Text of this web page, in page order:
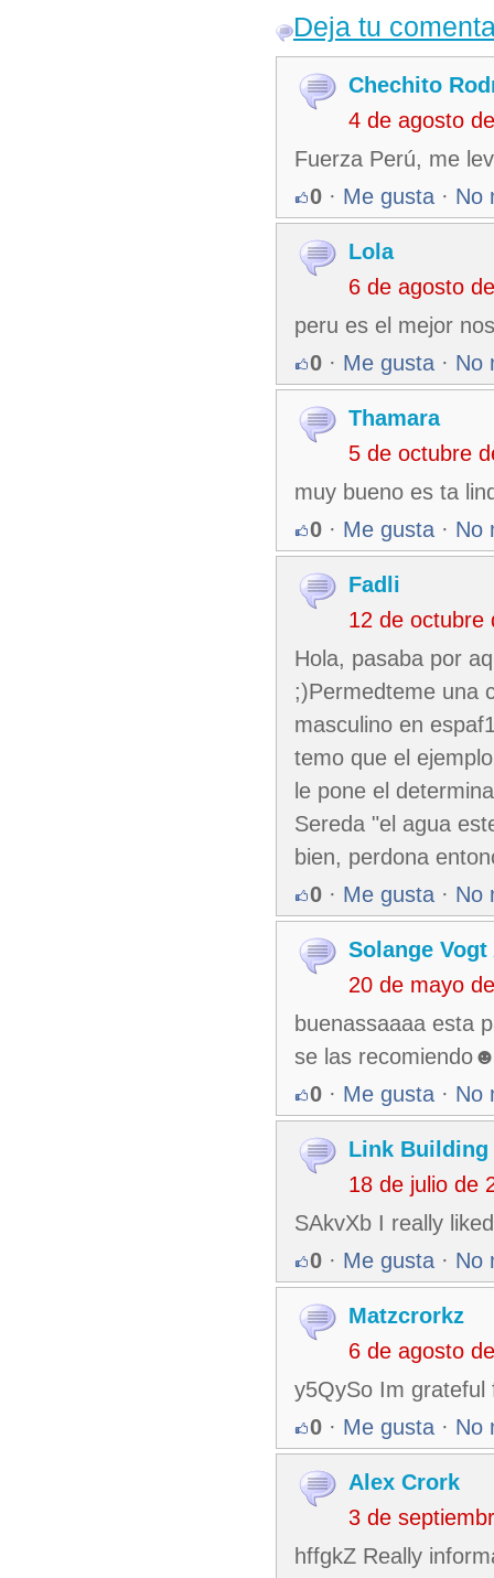
Deja tu
Chechito
4 de agosto
Fuerza Perú, me
0 · Me gusta · No
Lola
6 de agosto
peru es el mejor
0 · Me gusta · No
Thamara
5 de octubre
muy bueno es ta
0 · Me gusta · No
Fadli
12 de octubre
Hola, pasaba por
;)Permedteme una
masculino en
temo que el
le pone el
Sereda "el agua
bien, perdona
0 · Me gusta · No
Solange Vogt
20 de mayo
buenassaaaa esta
se las
0 · Me gusta · No
Link Building
18 de julio de
SAkvXb I really
0 · Me gusta · No
Matzcrorkz
6 de agosto
y5QySo Im grateful
0 · Me gusta · No
Alex Crork
3 de
hffgkZ Really